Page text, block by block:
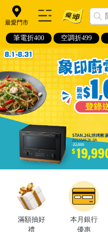
最愛門市
筆電折400 空調折499
滿額抽好
禮
本月銀行
優惠